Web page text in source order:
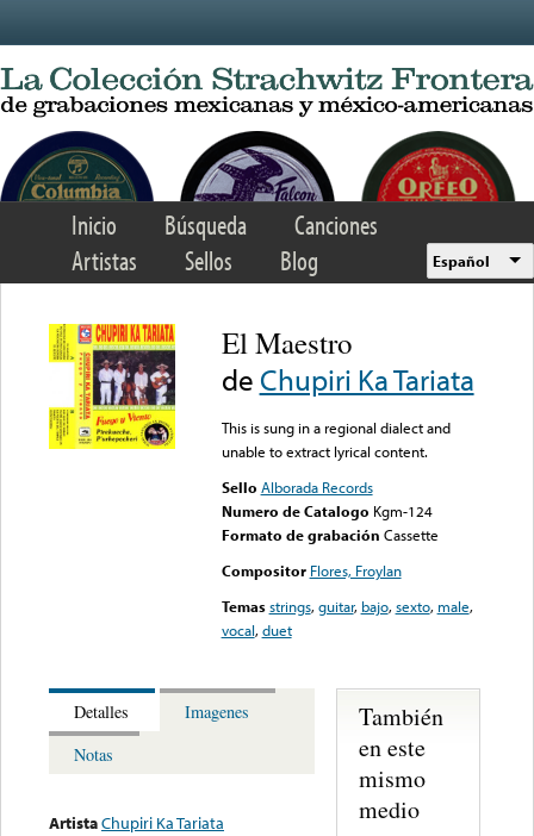
Inicio Búsqueda
Canciones
Artistas
Sellos Blog Español
El Maestro
de Chupiri Ka Tariata
This is sung in a regional dialect and
unable to extract lyrical content.
Sello Alborada Records
Numero de Catalogo Kgm-124
Formato de grabación Cassette
Compositor Flores, Froylan
Temas strings,guitar, bajo,sexto, male,
vocal,duet
Detalles
Imagenes
Notas
ArtistaChupiri Ka Tariata
También
en este
mismo
medio